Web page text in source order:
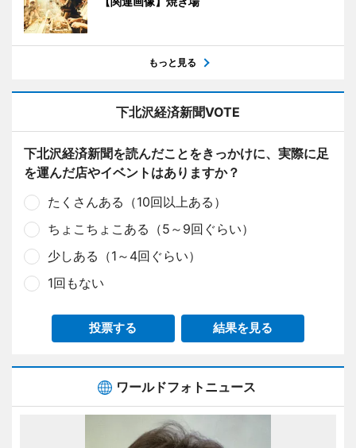
もっと見る
下北沢経済新聞VOTE
下北沢経済新聞を読んだことをきっかけに、実際に足
を運んだ店やイベントはありますか？
たくさんある（10回以上ある）
ちょこちょこある（5～9回ぐらい）
少しある（1～4回ぐらい）
1回もない
投票する 結果を見る
ワールドフォトニュース